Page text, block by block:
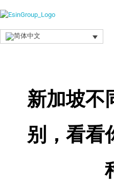
新加坡不
别，看看